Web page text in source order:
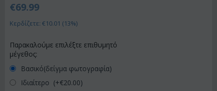
€69.99
Κερδίζετε: €10.01 (13%)
Παρακαλούμε επιλέξτε επιθυμητό
μέγεθος:
Βασικό(δείγμα φωτογραφία)
Ιδιαίτερο (+€20.00)